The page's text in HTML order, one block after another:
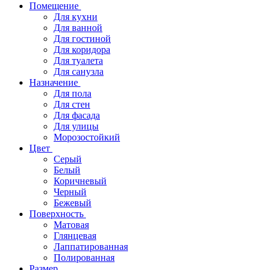
Помещение
Для кухни
Для ванной
Для гостиной
Для коридора
Для туалета
Для санузла
Назначение
Для пола
Для стен
Для фасада
Для улицы
Морозостойкий
Цвет
Серый
Белый
Коричневый
Черный
Бежевый
Поверхность
Матовая
Глянцевая
Лаппатированная
Полированная